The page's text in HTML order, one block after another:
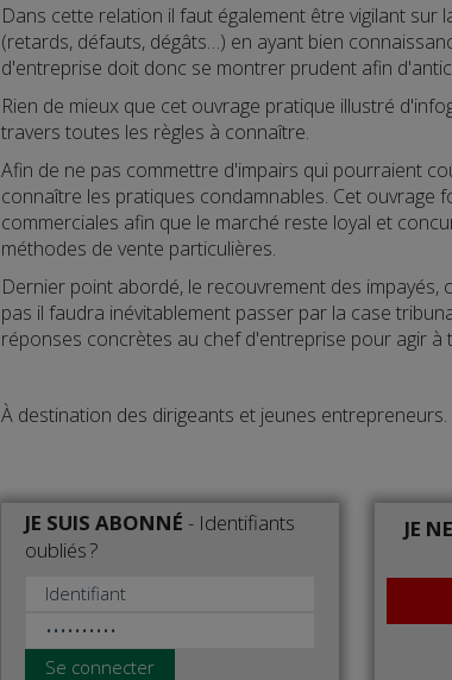
Dans cette relation il faut également être vigilant sur
(retards, défauts, dégâts…) en ayant bien
d'entreprise doit donc se montrer prudent afin
Rien de mieux que cet ouvrage pratique illustré
travers toutes les règles à connaître.
Afin de ne pas commettre d'impairs qui pourraient
connaître les pratiques condamnables. Cet ouvrage
commerciales afin que le marché reste loyal et
méthodes de vente particulières.
Dernier point abordé, le recouvrement des
pas il faudra inévitablement passer par la case
réponses concrètes au chef d'entreprise pour agir à
À destination des dirigeants et jeunes entrepreneurs.
JE SUIS ABONNÉ - Identifiants
oubliés ?
Se connecter
JE